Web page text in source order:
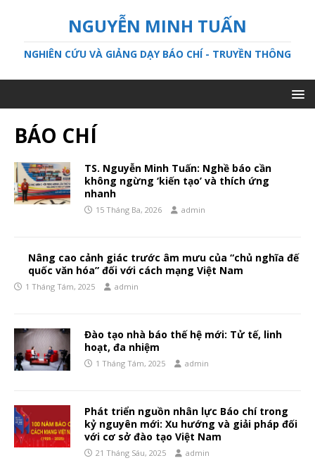
NGUYỄN MINH TUẤN
NGHIÊN CỨU VÀ GIẢNG DẠY BÁO CHÍ - TRUYỀN THÔNG
BÁO CHÍ
TS. Nguyễn Minh Tuấn: Nghề báo cần
không ngừng ‘kiến tạo’ và thích ứng
nhanh
15 Tháng Ba, 2026 admin
Nâng cao cảnh giác trước âm mưu của “chủ nghĩa đế
quốc văn hóa” đối với cách mạng Việt Nam
1 Tháng Tám, 2025 admin
Đào tạo nhà báo thế hệ mới: Tử tế, linh
hoạt, đa nhiệm
1 Tháng Tám, 2025 admin
Phát triển nguồn nhân lực Báo chí trong
kỷ nguyên mới: Xu hướng và giải pháp đối
với cơ sở đào tạo Việt Nam
21 Tháng Sáu, 2025 admin